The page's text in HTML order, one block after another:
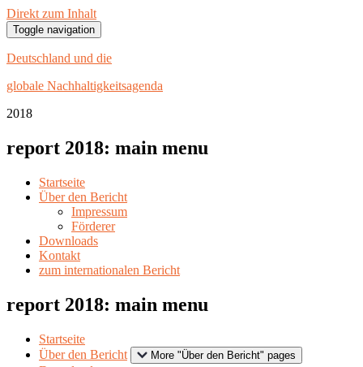
Direkt zum Inhalt
Toggle navigation
Deutschland und die
globale Nachhaltigkeitsagenda
2018
report 2018: main menu
Startseite
Über den Bericht
Impressum
Förderer
Downloads
Kontakt
zum internationalen Bericht
report 2018: main menu
Startseite
Über den Bericht
More "Über den Bericht" pages